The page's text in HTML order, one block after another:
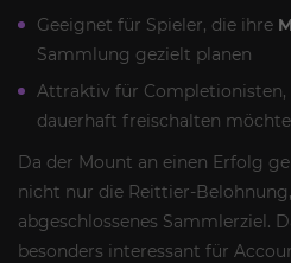
Geeignet für Spieler, die ihre
Sammlung gezielt planen
Attraktiv für Completionisten,
dauerhaft freischalten
Da der Mount an einen Erfolg
nicht nur die Reittier-
abgeschlossenes Sammlerziel.
besonders interessant für